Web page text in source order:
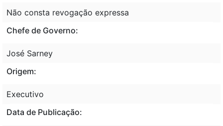
Não consta revogação expressa
Chefe de Governo:
José Sarney
Origem:
Executivo
Data de Publicação: